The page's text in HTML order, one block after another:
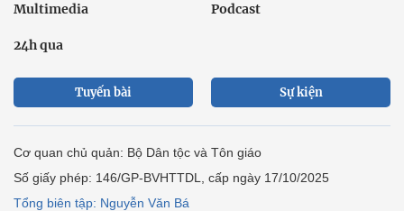
Multimedia Podcast
24h qua
Tuyến bài Sự kiện
Cơ quan chủ quản: Bộ Dân tộc và Tôn giáo
Số giấy phép: 146/GP-BVHTTDL, cấp ngày 17/10/2025
Tổng biên tập: Nguyễn Văn Bá